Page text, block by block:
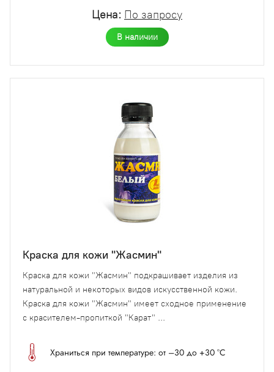
Цена: По запросу
В наличии
Краска для кожи "Жасмин"
Краска для кожи "Жасмин" подкрашивает изделия из
натуральной и некоторых видов искусственной кожи.
Краска для кожи "Жасмин" имеет сходное применение
с красителем-пропиткой "Карат" ...
Храниться при температуре: от –30 до +30 °С